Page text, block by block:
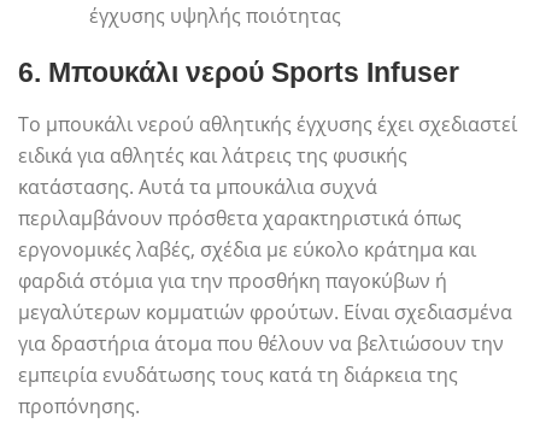
έγχυσης υψηλής ποιότητας
6. Μπουκάλι νερού Sports Infuser
Το μπουκάλι νερού αθλητικής έγχυσης έχει σχεδιαστεί
ειδικά για αθλητές και λάτρεις της φυσικής
κατάστασης. Αυτά τα μπουκάλια συχνά
περιλαμβάνουν πρόσθετα χαρακτηριστικά όπως
εργονομικές λαβές, σχέδια με εύκολο κράτημα και
φαρδιά στόμια για την προσθήκη παγοκύβων ή
μεγαλύτερων κομματιών φρούτων. Είναι σχεδιασμένα
για δραστήρια άτομα που θέλουν να βελτιώσουν την
εμπειρία ενυδάτωσης τους κατά τη διάρκεια της
προπόνησης.